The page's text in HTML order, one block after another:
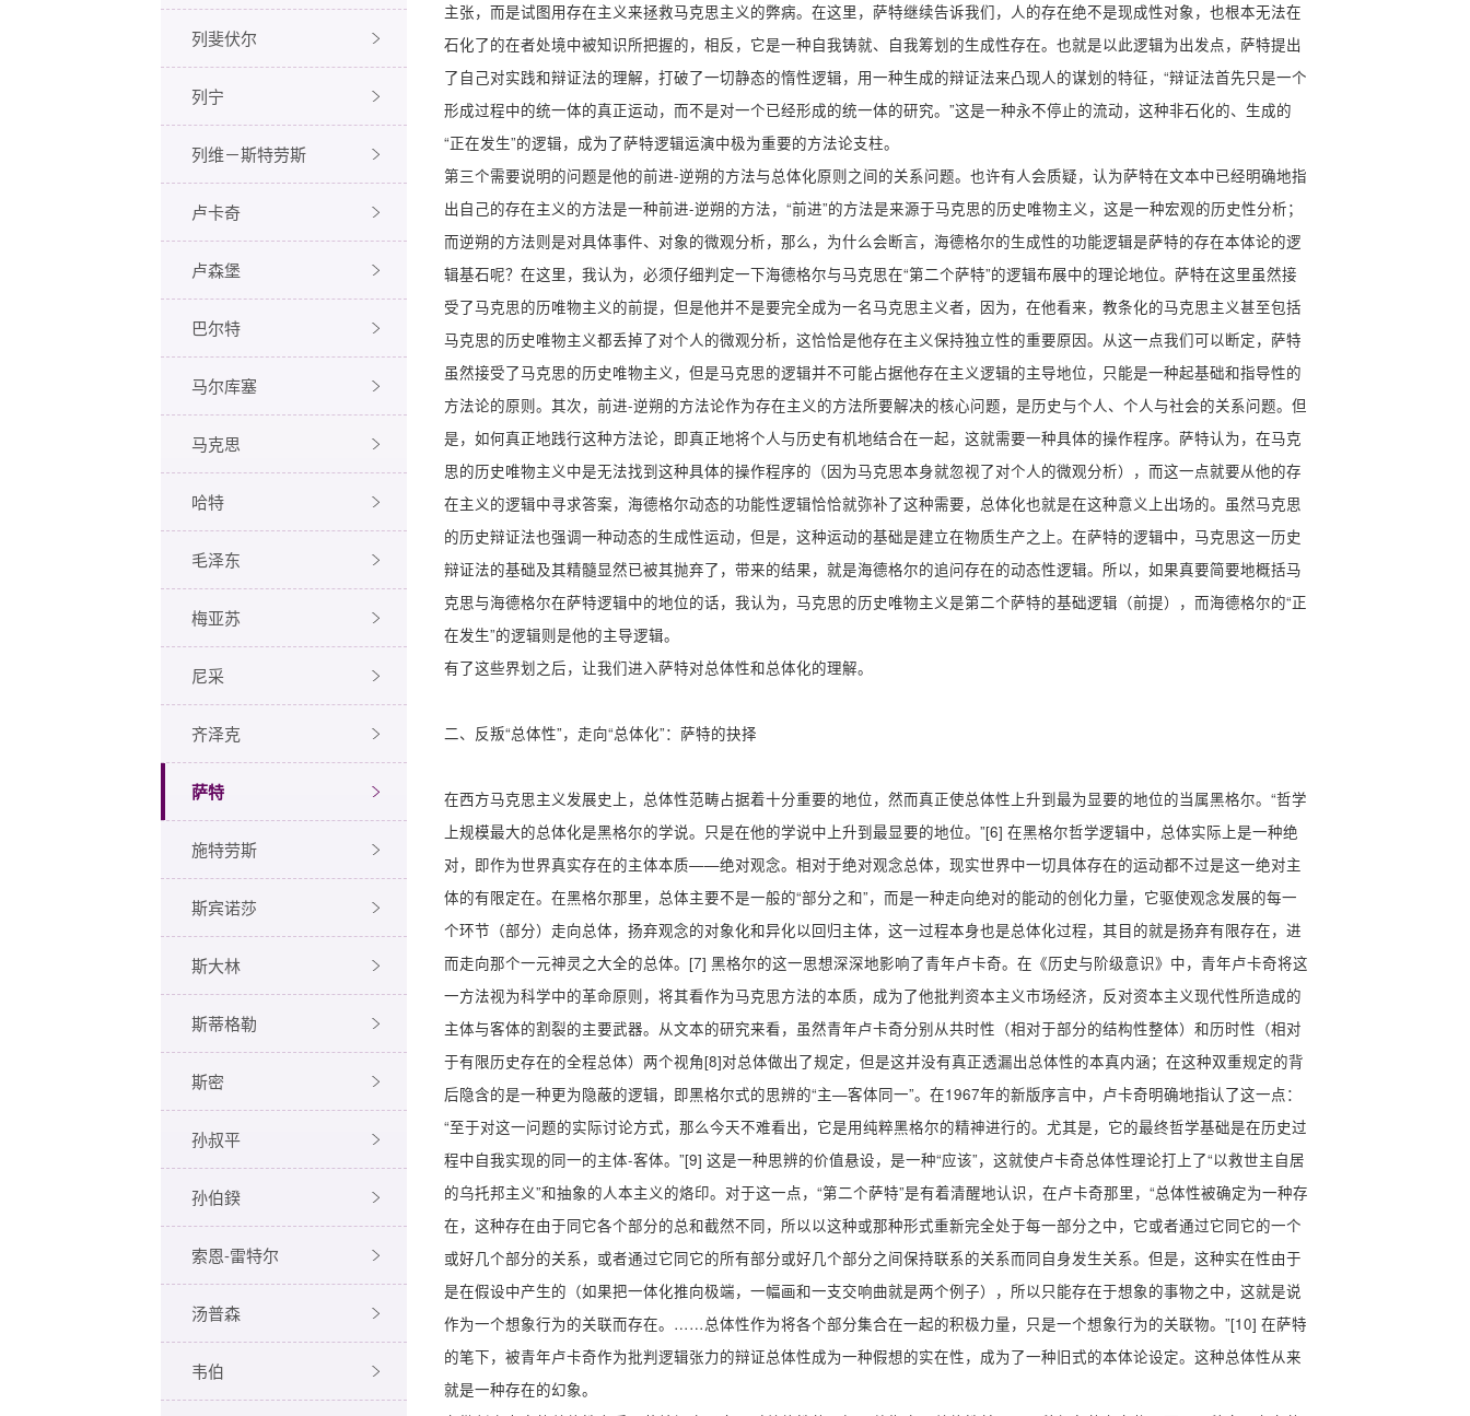
列斐伏尔
列宁
列维－斯特劳斯
卢卡奇
卢森堡
巴尔特
马尔库塞
马克思
哈特
毛泽东
梅亚苏
尼采
齐泽克
萨特
施特劳斯
斯宾诺莎
斯大林
斯蒂格勒
斯密
孙叔平
孙伯鍨
索恩-雷特尔
汤普森
韦伯
主张，而是试图用存在主义来拯救马克思主义的弊病。在这里，萨特继续告诉我们，人的存在绝不是现成性对象，也根本无法在
石化了的在者处境中被知识所把握的，相反，它是一种自我铸就、自我筹划的生成性存在。也就是以此逻辑为出发点，萨特提出
了自己对实践和辩证法的理解，打破了一切静态的惰性逻辑，用一种生成的辩证法来凸现人的谋划的特征，“辩证法首先只是一个
形成过程中的统一体的真正运动，而不是对一个已经形成的统一体的研究。”这是一种永不停止的流动，这种非石化的、生成的
“正在发生”的逻辑，成为了萨特逻辑运演中极为重要的方法论支柱。
第三个需要说明的问题是他的前进-逆朔的方法与总体化原则之间的关系问题。也许有人会质疑，认为萨特在文本中已经明确地指
出自己的存在主义的方法是一种前进-逆朔的方法，“前进”的方法是来源于马克思的历史唯物主义，这是一种宏观的历史性分析；
而逆朔的方法则是对具体事件、对象的微观分析，那么，为什么会断言，海德格尔的生成性的功能逻辑是萨特的存在本体论的逻
辑基石呢？在这里，我认为，必须仔细判定一下海德格尔与马克思在“第二个萨特”的逻辑布展中的理论地位。萨特在这里虽然接
受了马克思的历唯物主义的前提，但是他并不是要完全成为一名马克思主义者，因为，在他看来，教条化的马克思主义甚至包括
马克思的历史唯物主义都丢掉了对个人的微观分析，这恰恰是他存在主义保持独立性的重要原因。从这一点我们可以断定，萨特
虽然接受了马克思的历史唯物主义，但是马克思的逻辑并不可能占据他存在主义逻辑的主导地位，只能是一种起基础和指导性的
方法论的原则。其次，前进-逆朔的方法论作为存在主义的方法所要解决的核心问题，是历史与个人、个人与社会的关系问题。但
是，如何真正地践行这种方法论，即真正地将个人与历史有机地结合在一起，这就需要一种具体的操作程序。萨特认为，在马克
思的历史唯物主义中是无法找到这种具体的操作程序的（因为马克思本身就忽视了对个人的微观分析），而这一点就要从他的存
在主义的逻辑中寻求答案，海德格尔动态的功能性逻辑恰恰就弥补了这种需要，总体化也就是在这种意义上出场的。虽然马克思
的历史辩证法也强调一种动态的生成性运动，但是，这种运动的基础是建立在物质生产之上。在萨特的逻辑中，马克思这一历史
辩证法的基础及其精髓显然已被其抛弃了，带来的结果，就是海德格尔的追问存在的动态性逻辑。所以，如果真要简要地概括马
克思与海德格尔在萨特逻辑中的地位的话，我认为，马克思的历史唯物主义是第二个萨特的基础逻辑（前提），而海德格尔的“正
在发生”的逻辑则是他的主导逻辑。
有了这些界划之后，让我们进入萨特对总体性和总体化的理解。
二、反叛“总体性”，走向“总体化”：萨特的抉择
在西方马克思主义发展史上，总体性范畴占据着十分重要的地位，然而真正使总体性上升到最为显要的地位的当属黑格尔。“哲学
上规模最大的总体化是黑格尔的学说。只是在他的学说中上升到最显要的地位。”[6] 在黑格尔哲学逻辑中，总体实际上是一种绝
对，即作为世界真实存在的主体本质——绝对观念。相对于绝对观念总体，现实世界中一切具体存在的运动都不过是这一绝对主
体的有限定在。在黑格尔那里，总体主要不是一般的“部分之和”，而是一种走向绝对的能动的创化力量，它驱使观念发展的每一
个环节（部分）走向总体，扬弃观念的对象化和异化以回归主体，这一过程本身也是总体化过程，其目的就是扬弃有限存在，进
而走向那个一元神灵之大全的总体。[7] 黑格尔的这一思想深深地影响了青年卢卡奇。在《历史与阶级意识》中，青年卢卡奇将这
一方法视为科学中的革命原则，将其看作为马克思方法的本质，成为了他批判资本主义市场经济，反对资本主义现代性所造成的
主体与客体的割裂的主要武器。从文本的研究来看，虽然青年卢卡奇分别从共时性（相对于部分的结构性整体）和历时性（相对
于有限历史存在的全程总体）两个视角[8]对总体做出了规定，但是这并没有真正透漏出总体性的本真内涵；在这种双重规定的背
后隐含的是一种更为隐蔽的逻辑，即黑格尔式的思辨的“主—客体同一”。在1967年的新版序言中，卢卡奇明确地指认了这一点：
“至于对这一问题的实际讨论方式，那么今天不难看出，它是用纯粹黑格尔的精神进行的。尤其是，它的最终哲学基础是在历史过
程中自我实现的同一的主体-客体。”[9] 这是一种思辨的价值悬设，是一种“应该”，这就使卢卡奇总体性理论打上了“以救世主自居
的乌托邦主义”和抽象的人本主义的烙印。对于这一点，“第二个萨特”是有着清醒地认识，在卢卡奇那里，“总体性被确定为一种存
在，这种存在由于同它各个部分的总和截然不同，所以以这种或那种形式重新完全处于每一部分之中，它或者通过它同它的一个
或好几个部分的关系，或者通过它同它的所有部分或好几个部分之间保持联系的关系而同自身发生关系。但是，这种实在性由于
是在假设中产生的（如果把一体化推向极端，一幅画和一支交响曲就是两个例子），所以只能存在于想象的事物之中，这就是说
作为一个想象行为的关联而存在。……总体性作为将各个部分集合在一起的积极力量，只是一个想象行为的关联物。”[10] 在萨特
的笔下，被青年卢卡奇作为批判逻辑张力的辩证总体性成为一种假想的实在性，成为了一种旧式的本体论设定。这种总体性从来
就是一种存在的幻象。